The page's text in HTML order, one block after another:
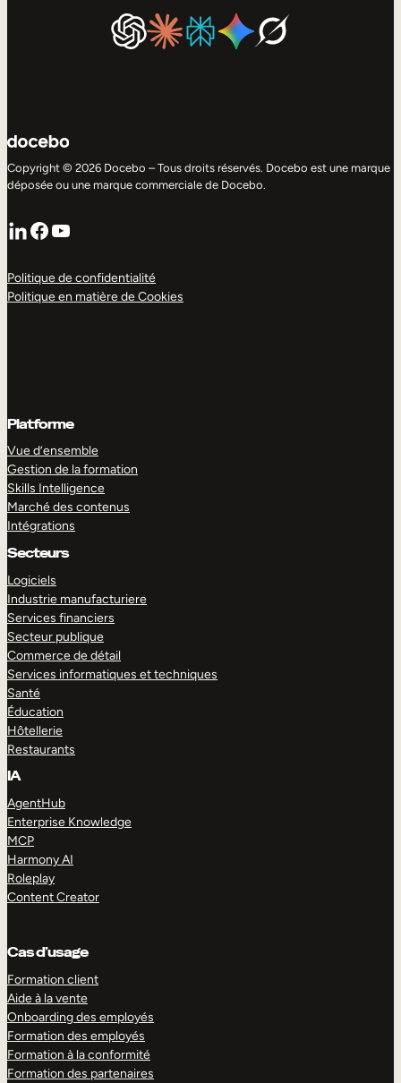
Copyright © 2026 Docebo – Tous droits réservés. Docebo est une marque
déposée ou une marque commerciale de Docebo.
LinkedIn
Facebook
YouTube
Politique de confidentialité
Politique en matière de Cookies
Platforme
Vue d’ensemble
Gestion de la formation
Skills Intelligence
Marché des contenus
Intégrations
Secteurs
Logiciels
Industrie manufacturiere
Services financiers
Secteur publique
Commerce de détail
Services informatiques et techniques
Santé
Éducation
Hôtellerie
Restaurants
IA
AgentHub
Enterprise Knowledge
MCP
Harmony AI
Roleplay
Content Creator
Cas d’usage
Formation client
Aide à la vente
Onboarding des employés
Formation des employés
Formation à la conformité
Formation des partenaires